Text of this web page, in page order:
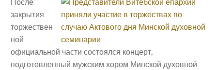
После
закрытия
торжествен
ной
официальной части состоялся концерт,
подготовленный мужским хором Минской духовной